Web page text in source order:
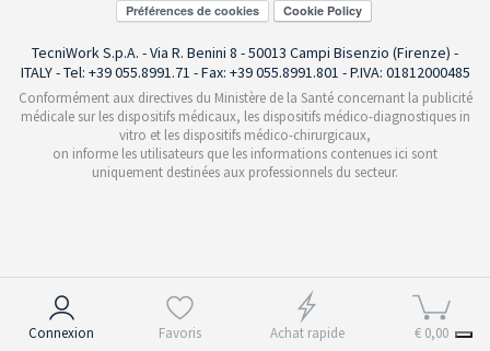
Connexion Favoris Achat rapide € 0,00
Préférences de cookies
TecniWork S.p.A. - Via R. Benini 8 - 50013 Campi Bisenzio (Firenze) -
ITALY - Tel: +39 055.8991.71 - Fax: +39 055.8991.801 - P.IVA: 01812000485
Conformément aux directives du Ministère de la Santé concernant la publicité
médicale sur les dispositifs médicaux, les dispositifs médico-diagnostiques in
vitro et les dispositifs médico-chirurgicaux,
on informe les utilisateurs que les informations contenues ici sont
uniquement destinées aux professionnels du secteur.
Notification lors de la collecte